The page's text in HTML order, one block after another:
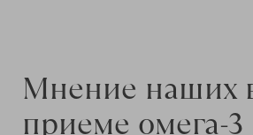
Мнение наших
приеме омега-3